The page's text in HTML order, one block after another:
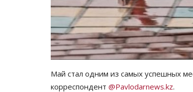
Май стал одним из самых успешных
корреспондент @Pavlodarnews.kz.